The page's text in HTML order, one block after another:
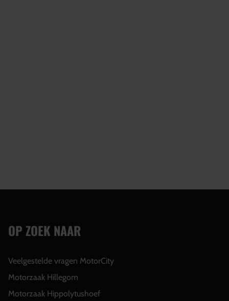
OP ZOEK NAAR
Veelgestelde vragen MotorCity
Motorzaak Hillegom
Motorzaak Hippolytushoef